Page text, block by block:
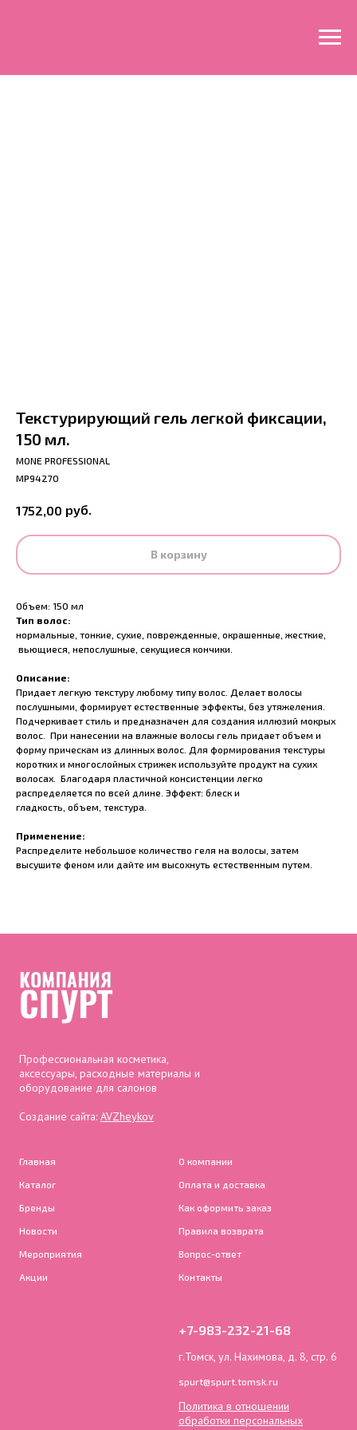
Текстурирующий гель легкой фиксации,
150 мл.
MONE PROFESSIONAL
MP94270
1752,00 руб.
В корзину
Объем: 150 мл
Тип волос:
нормальные, тонкие, сухие, поврежденные, окрашенные, жесткие,
вьющиеся, непослушные, секущиеся кончики.
Описание:
Придает легкую текстуру любому типу волос. Делает волосы
послушными, формирует естественные эффекты, без утяжеления.
Подчеркивает стиль и предназначен для создания иллюзий мокрых
волос. При нанесении на влажные волосы гель придает объем и
форму прическам из длинных волос. Для формирования текстуры
коротких и многослойных стрижек используйте продукт на сухих
волосах. Благодаря пластичной консистенции легко
распределяется по всей длине. Эффект: блеск и
гладкость, объем, текстура.
Применение:
Распределите небольшое количество геля на волосы, затем
высушите феном или дайте им высохнуть естественным путем.
Профессиональная косметика,
аксессуары, расходные материалы и
оборудование для салонов
Создание сайта: AVZheykov
Главная
Каталог
Бренды
Новости
Мероприятия
Акции
О компании
Оплата и доставка
Как оформить заказ
Правила возврата
Вопрос-ответ
Контакты
+7-983-232-21-68
г.Томск, ул. Нахимова, д. 8, стр. 6
spurt@spurt.tomsk.ru
Политика в отношении
обработки персональных